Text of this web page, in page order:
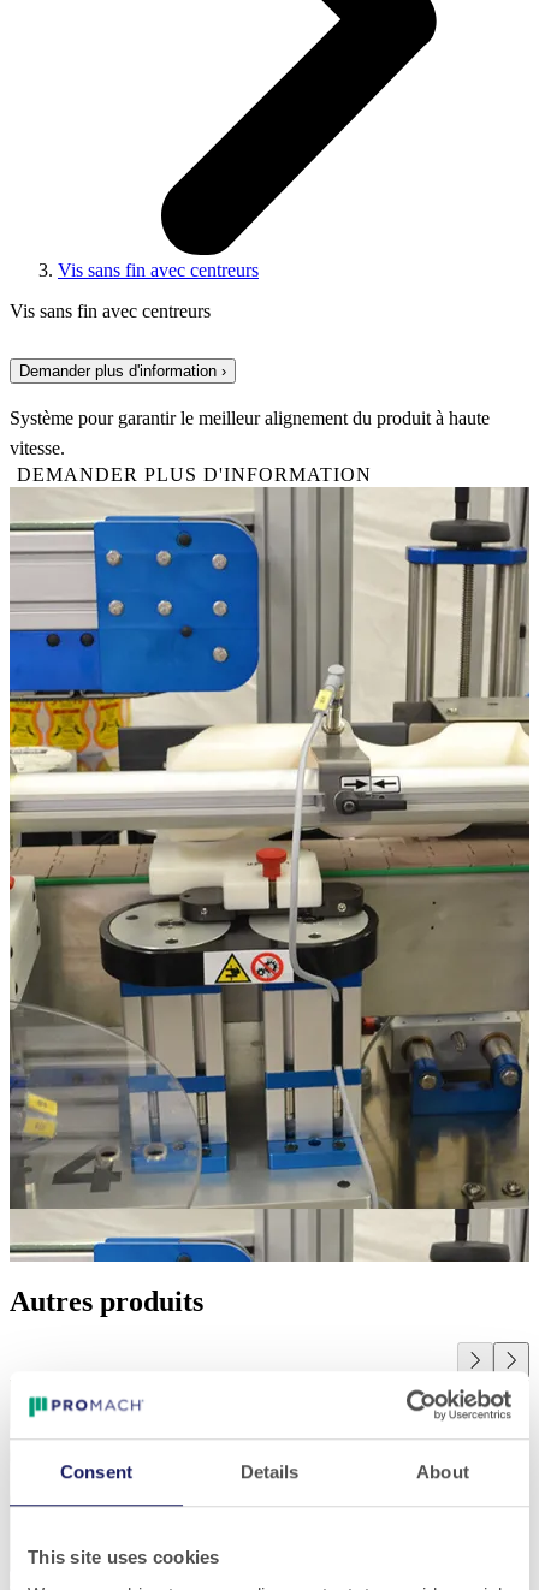
Consent Details About
This site uses cookies
Vis sans fin avec centreurs
Vis sans fin avec centreurs
Demander plus d'information ›
Système pour garantir le meilleur alignement du produit à haute
vitesse.
DEMANDER PLUS D'INFORMATION
Autres produits